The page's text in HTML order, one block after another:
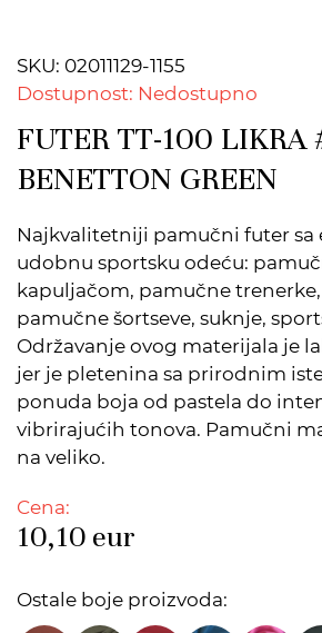
SKU: 02011129-1155
Dostupnost: Nedostupno
FUTER TT-100 LIKRA
BENETTON GREEN
Najkvalitetniji pamučni futer sa
udobnu sportsku odeću:
kapuljačom, pamučne
pamučne šortseve, suknje,
Održavanje ovog materijala je
jer je pletenina sa prirodnim
ponuda boja od pastela do
vibrirajućih tonova. Pamučni
na veliko.
Cena:
10,10 eur
Ostale boje proizvoda: